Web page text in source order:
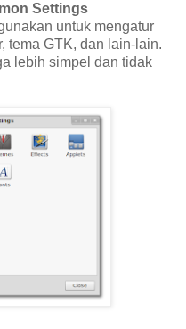
Settings
untuk mengatur
tema GTK, dan lain-lain.
lebih simpel dan tidak